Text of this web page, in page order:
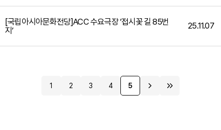
[국립아시아문화전당]ACC 수요극장 ‘접시꽃 길 85번
지’
25.11.07
1 2 3 4 5